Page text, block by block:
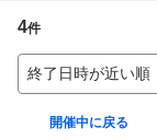
4件
終了日時が近い順
開催中に戻る